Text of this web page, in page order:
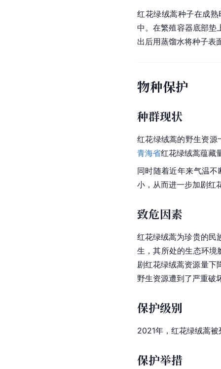
红花绿绒蒿种子在成
中。在繁殖容器底部垫
出后用蒸馏水将种子
物种保护
种群现状
红花绿绒蒿的野生资
青海省红花绿绒蒿蕴藏
同时随着近年来气温
小，从而进一步加剧红
致危因素
红花绿绒蒿为珍贵的民
生，其所处的生态环境
剧红花绿绒蒿资源量下
野生资源遭到了严重破
保护级别
2021年，红花绿绒蒿被
保护举措